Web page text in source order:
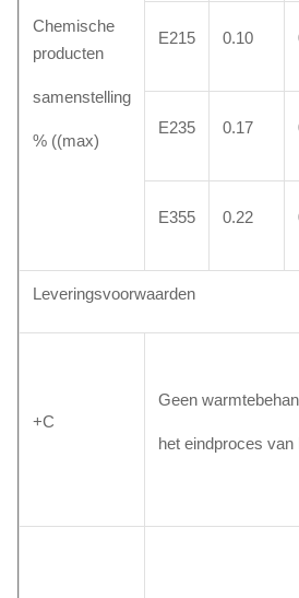
Chemische
producten
samenstelling
% ((max)
E215 0.10
E235 0.17
E355 0.22
Leveringsvoorwaarden
+C
Geen
het eindproces